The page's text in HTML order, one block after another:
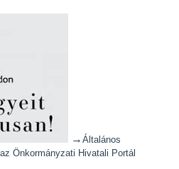
→ Általános
Önkormányzati Hivatali Portál